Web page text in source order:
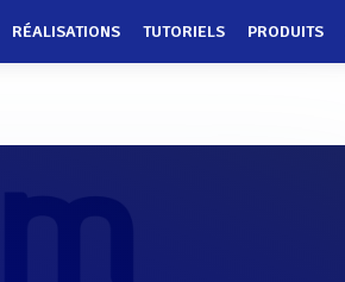
RÉALISATIONS TUTORIELS PRODUITS